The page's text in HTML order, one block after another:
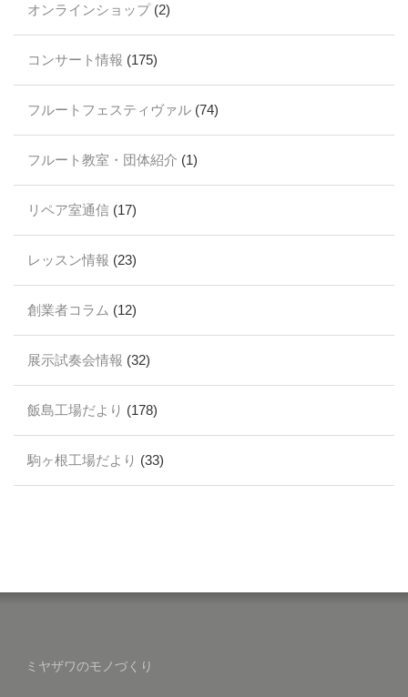
オンラインショップ(2)
コンサート情報 (175)
フルートフェスティヴァル (74)
フルート教室・団体紹介 (1)
リペア室通信 (17)
レッスン情報 (23)
創業者コラム (12)
展示試奏会情報 (32)
飯島工場だより (178)
駒ヶ根工場だより (33)
ミヤザワのモノづくり